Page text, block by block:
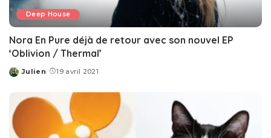
Deep House
Nora En Pure déjà de retour avec son nouvel EP
‘Oblivion / Thermal’
Posted
Julien 19 avril 2021